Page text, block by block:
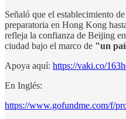
Señaló que el establecimiento
preparatoria en Hong Kong
refleja la confianza de Beijing
ciudad bajo el marco de "un
Apoya aquí: https://vaki.co/
En Inglés:
https://www.gofundme.com/f/